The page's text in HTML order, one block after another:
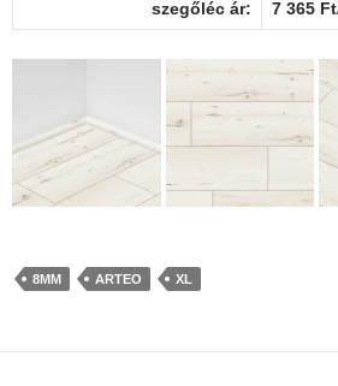
szegőléc ár: 7 365
8MM ARTEO XL